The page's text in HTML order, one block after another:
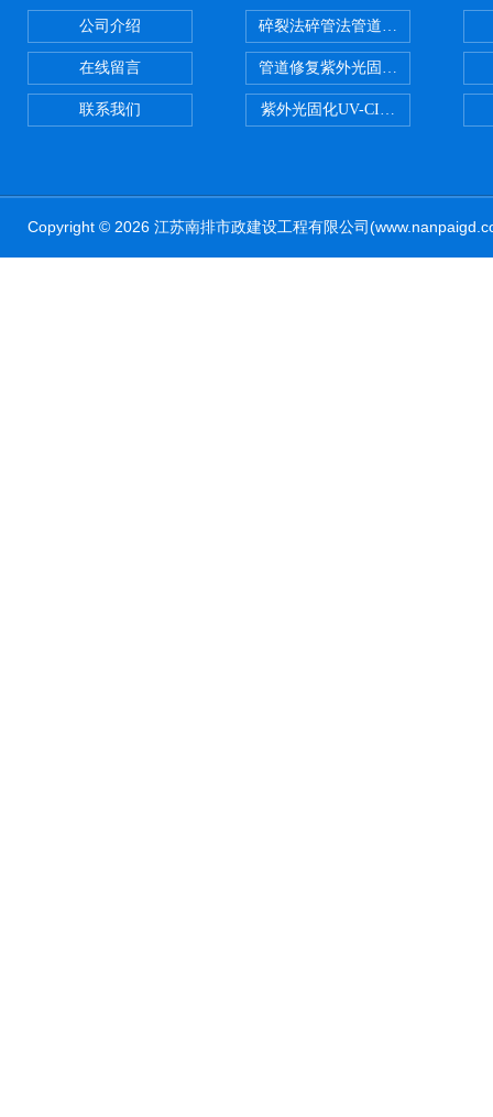
公司介绍
在线留言
联系我们
碎裂法碎管法管道修复技术
管道修复紫外光固化修复CIPP内
紫外光固化UV-CIPP修复管道非
Copyright © 2026 江苏南排市政建设工程有限公司